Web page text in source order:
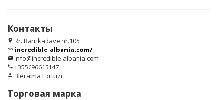
Контакты
location_on Rr. Barrikadave nr.106
link incredible-albania.com/
email info@incredible-albania.com
phone +355696616147
person Bleralma Fortuzi
Торговая марка